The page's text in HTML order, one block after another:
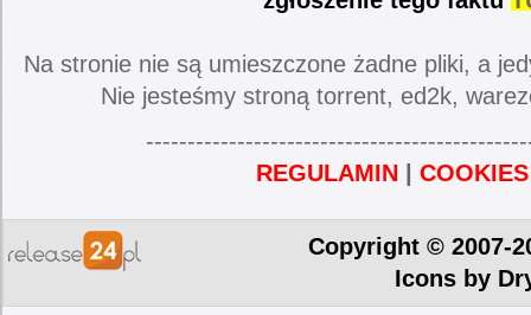
Na stronie nie są umieszczone żadne pliki, a
Nie jesteśmy stroną torrent, ed2k,
REGULAMIN
COOKIES
Copyright © 2007-
Icons by